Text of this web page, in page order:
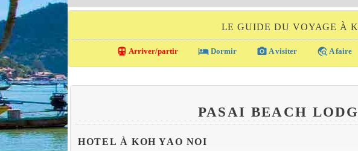
LE GUIDE DU VOYAGE À
directions_transit Arriver/partir local_hotel Dormir photo_camera A visiter travel_explore A faire
PASAI BEACH
HOTEL À KOH YAO NOI